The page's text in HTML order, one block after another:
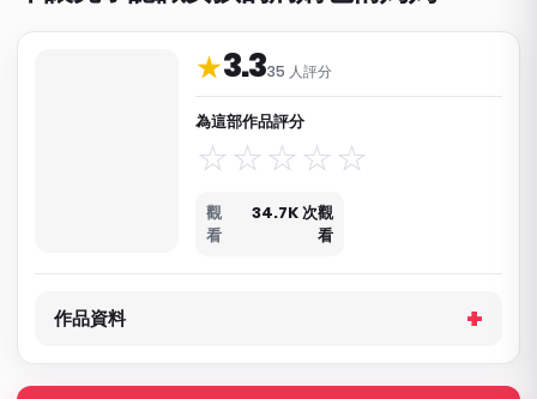
★3.335 人評分
為這部作品評分
觀
看
34.7K 次觀
看
作品資料與分類
作品資料